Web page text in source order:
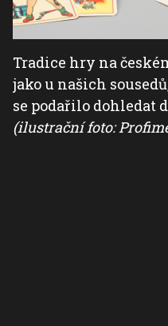
Tradice hry na
jako u našich
se podařilo dohledat
(ilustrační foto: